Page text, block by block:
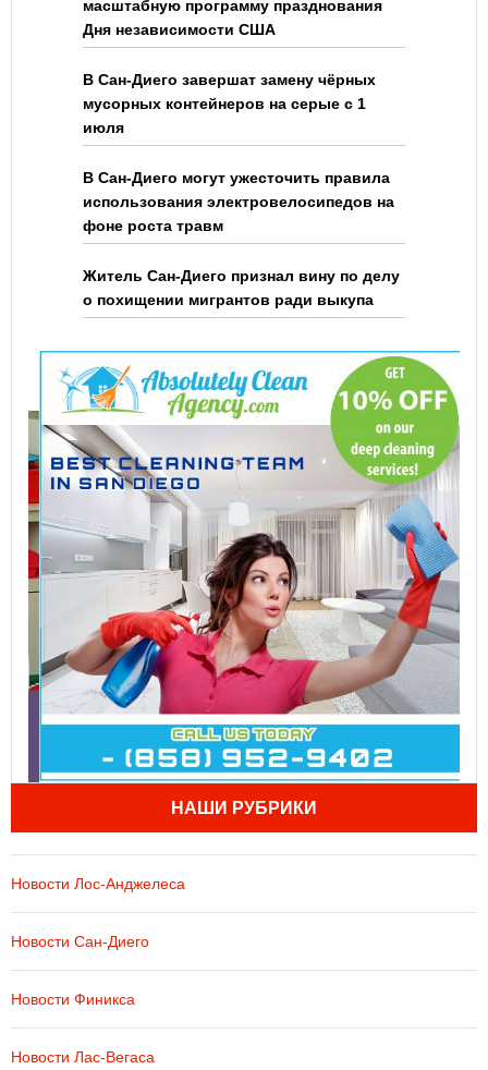
масштабную программу празднования
Дня независимости США
В Сан-Диего завершат замену чёрных
мусорных контейнеров на серые с 1
июля
В Сан-Диего могут ужесточить правила
использования электровелосипедов на
фоне роста травм
Житель Сан-Диего признал вину по делу
о похищении мигрантов ради выкупа
НАШИ РУБРИКИ
Новости Лос-Анджелеса
Новости Сан-Диего
Новости Финикса
Новости Лас-Вегаса